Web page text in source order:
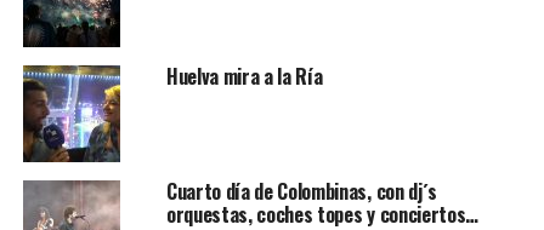
Huelva mira a la Ría
Cuarto día de Colombinas, con dj´s
orquestas, coches topes y conciertos…